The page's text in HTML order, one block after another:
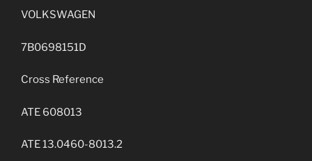
VOLKSWAGEN
7B0698151D
Cross Reference
ATE 608013
ATE 13.0460-8013.2